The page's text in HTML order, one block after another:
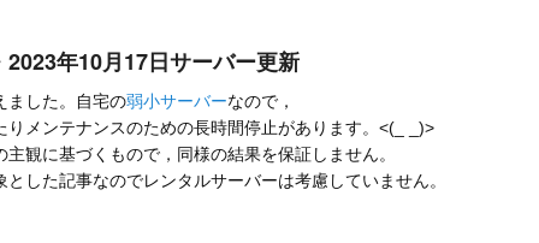
年10月17日サーバー更新
ました。自宅の弱小サーバーなので，
りメンテナンスのための長時間停止があります。<(_ _)>
観に基づくもので，同様の結果を保証しません。
した記事なのでレンタルサーバーは考慮していません。